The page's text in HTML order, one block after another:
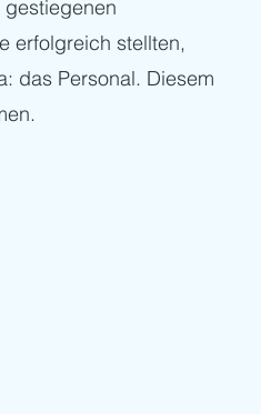
erfolgreich stellten,
das Personal. Diesem